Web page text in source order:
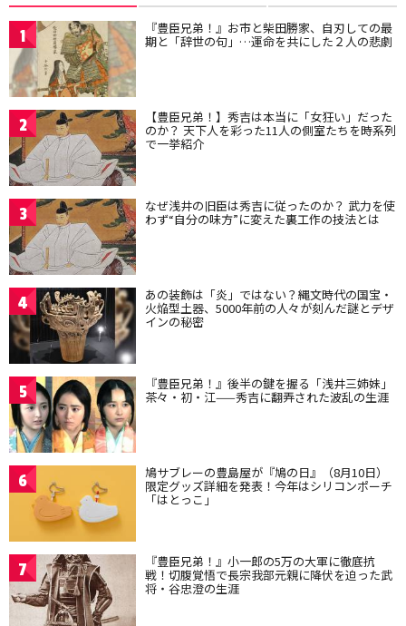
1 『豊臣兄弟！』お市と柴田勝家、自刃しての最
期と「辞世の句」…運命を共にした２人の悲劇
2 【豊臣兄弟！】秀吉は本当に「女狂い」だった
のか？ 天下人を彩った11人の側室たちを時系列
で一挙紹介
3 なぜ浅井の旧臣は秀吉に従ったのか？ 武力を使
わず“自分の味方”に変えた裏工作の技法とは
4 あの装飾は「炎」ではない？縄文時代の国宝・
火焔型土器、5000年前の人々が刻んだ謎とデザ
インの秘密
5 『豊臣兄弟！』後半の鍵を握る「浅井三姉妹」
茶々・初・江——秀吉に翻弄された波乱の生涯
6 鳩サブレーの豊島屋が『鳩の日』（8月10日）
限定グッズ詳細を発表！今年はシリコンポーチ
「はとっこ」
7 『豊臣兄弟！』小一郎の5万の大軍に徹底抗
戦！切腹覚悟で長宗我部元親に降伏を迫った武
将・谷忠澄の生涯